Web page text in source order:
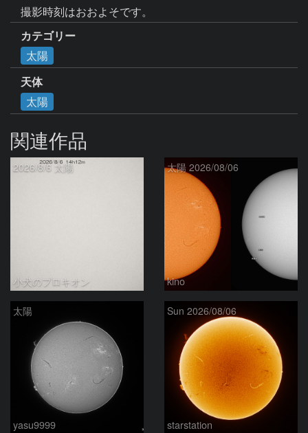
撮影時刻はおおよそです。
カテゴリー
太陽
天体
太陽
関連作品
2026/8/6 太陽
小犬のプロキオン
太陽 2026/08/06
kino
太陽
yasu9999
Sun 2026/08/06
starstation